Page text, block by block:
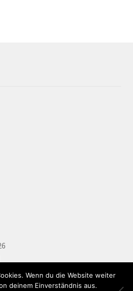
Wenn du die Website weiter
deinem Einverständnis aus.